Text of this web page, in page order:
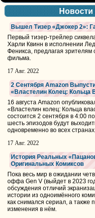
Вышел Тизер «Джокер 2»:
Первый тизер-трейлер
Харли Квинн в исполнении
Феникса, предлагая
фильма.
17 Авг. 2022
2 Сентября Amazon
«Властелин Колец: Кольца
16 августа Amazon
«Властелин колец: Кольца
состоится 2 сентября в 4:00
шесть эпизодов будут
одновременно во всех
17 Авг. 2022
История Реальных
Оригинальных Комиксов
Пока весь мир в ожидании
оффа Gen V (выйдет в 2023
обсуждения отличий
истории из одноимённого
как снимался сериал, а также
изменения в нём.